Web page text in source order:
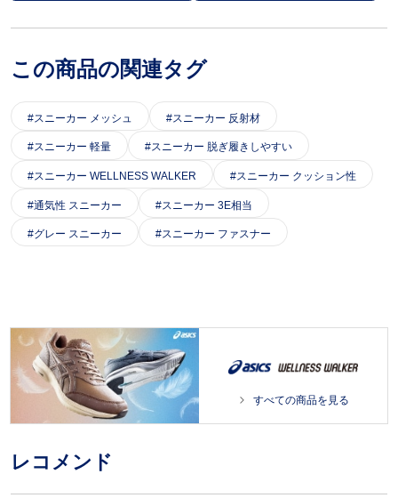
この商品の関連タグ
スニーカー メッシュ スニーカー 反射材
スニーカー 軽量 スニーカー 脱ぎ履きしやすい
スニーカー WELLNESS WALKER スニーカー クッション性
通気性 スニーカー スニーカー 3E相当
グレー スニーカー スニーカー ファスナー
すべての商品を見る
レコメンド